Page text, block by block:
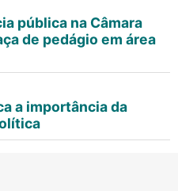
pública na Câmara
de pedágio em área
a importância da